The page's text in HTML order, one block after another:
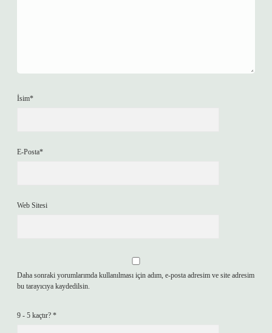
İsim*
E-Posta*
Web Sitesi
Daha sonraki yorumlarımda kullanılması için adım, e-posta adresim ve site adresim
bu tarayıcıya kaydedilsin.
9 - 5 kaçtır? *